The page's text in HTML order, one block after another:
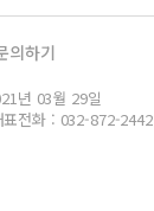
의하기
년 03월 29일
표전화 : 032-872-2442